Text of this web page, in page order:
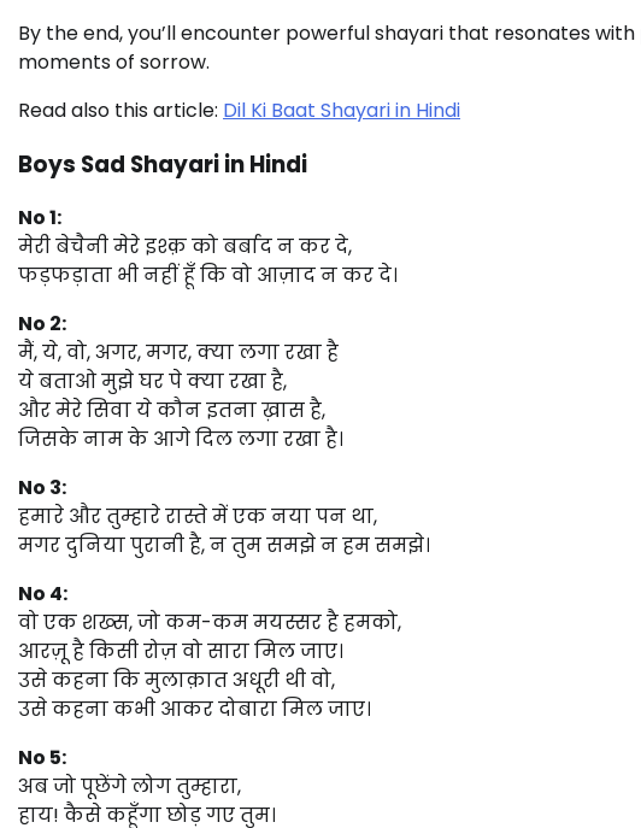
By the end, you’ll encounter powerful shayari that resonates
moments of sorrow.
Read also this article: Dil Ki Baat Shayari in Hindi
Boys Sad Shayari in Hindi
No 1:
मेरी बेचैनी मेरे इश्क़ को बर्बाद न कर दे,
फड़फड़ाता भी नहीं हूँ कि वो आज़ाद न कर दे।
No 2:
मैं, ये, वो, अगर, मगर, क्या लगा रखा है
ये बताओ मुझे घर पे क्या रखा है,
और मेरे सिवा ये कौन इतना ख़ास है,
जिसके नाम के आगे दिल लगा रखा है।
No 3:
हमारे और तुम्हारे रास्ते में एक नया पन था,
मगर दुनिया पुरानी है, न तुम समझे न हम समझे।
No 4:
वो एक शख्स, जो कम-कम मयस्सर है हमको,
आरज़ू है किसी रोज़ वो सारा मिल जाए।
उसे कहना कि मुलाक़ात अधूरी थी वो,
उसे कहना कभी आकर दोबारा मिल जाए।
No 5:
अब जो पूछेंगे लोग तुम्हारा,
हाय! कैसे कहूँगा छोड़ गए तुम।